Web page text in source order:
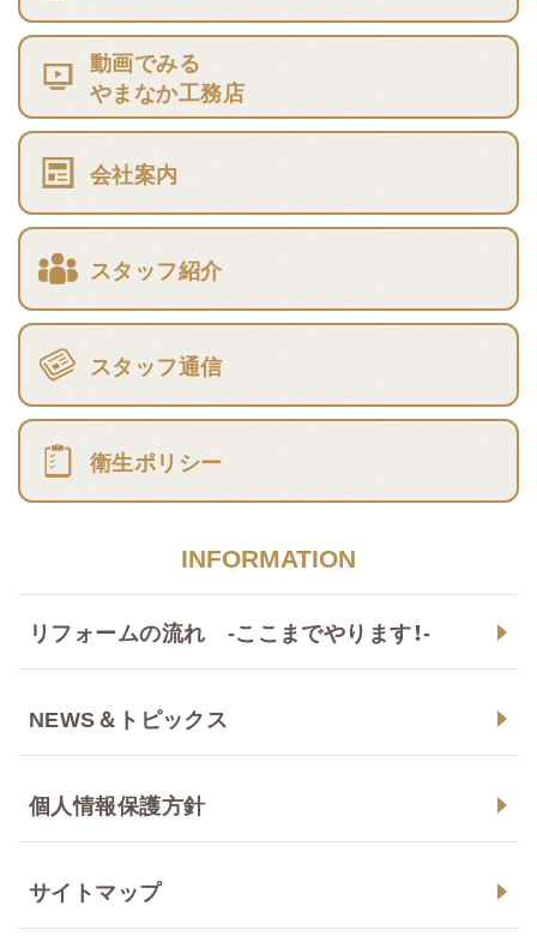
動画でみる
やまなか工務店
会社案内
スタッフ紹介
スタッフ通信
衛生ポリシー
INFORMATION
リフォームの流れ -ここまでやります！-
NEWS＆トピックス
個人情報保護方針
サイトマップ